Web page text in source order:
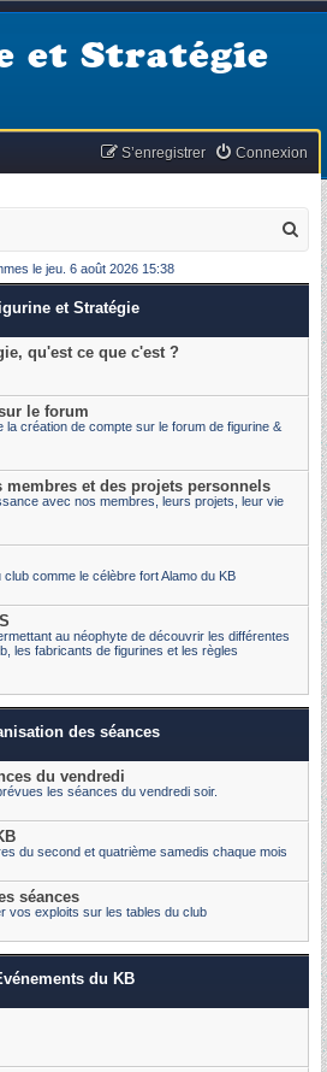
et Stratégie
Connexion
S’enregistrer
c
le jeu. 6 août 2026 15:38
et Stratégie
qu'est ce que c'est ?
le forum
la création de compte sur le forum de figurine &
membres et des projets personnels
avec nos membres, leurs projets, leur vie
comme le célèbre fort Alamo du KB
au néophyte de découvrir les différentes
les fabricants de figurines et les règles
des séances
du vendredi
les séances du vendredi soir.
du second et quatrième samedis chaque mois
séances
vos exploits sur les tables du club
du KB